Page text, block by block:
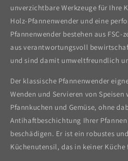
unverzichtbare Werkzeuge für Ihre
Holz-Pfannenwender und eine
Pfannenwender bestehen aus
aus verantwortungsvoll
und sind damit umweltfreundlich
Der klassische Pfannenwender
Wenden und Servieren von Speisen
Pfannkuchen und Gemüse, ohne
Antihaftbeschichtung Ihrer Pfannen
beschädigen. Er ist ein robustes
Küchenutensil, das in keiner